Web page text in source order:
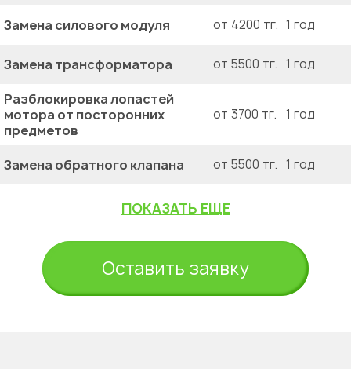
Замена силового модуля от 4200 тг. 1 год
Замена трансформатора от 5500 тг. 1 год
Разблокировка лопастей
мотора от посторонних
предметов
от 3700 тг. 1 год
Замена обратного клапана от 5500 тг. 1 год
ПОКАЗАТЬ ЕЩЕ
Оставить заявку